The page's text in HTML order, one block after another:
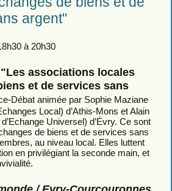
argent"
à 20h30
"Les associations locales
et de services sans
Débat animée par Sophie Maziane
Local) d’Athis-Mons et Alain
Universel) d’Évry. Ce sont
de biens et de services sans
au niveau local. Elles luttent
en privilégiant la seconde main, et